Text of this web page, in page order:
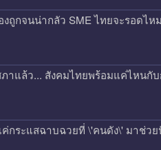
ถูกจนน่ากลัว SME ไทยจะรอดไห
าแล้ว... สังคมไทยพร้อมแค่ไหนกั
ค่กระแสฉาบฉวยที่ \'คนดัง\' มาช่ว